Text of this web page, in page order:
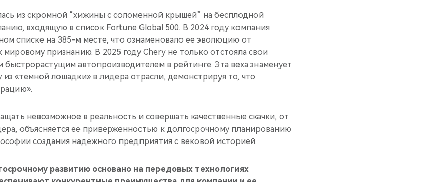
из скромной “хижины с соломенной крышей” на бесплодной
входящую в список Fortune Global 500. В 2024 году компания
списке на 385-м месте, что ознаменовало ее эволюцию от
мировому признанию. В 2025 году Chery не только отстояла свои
быстрорастущим автопроизводителем в рейтинге. Эта веха знаменует
«темной лошадки» в лидера отрасли, демонстрируя то, что
невозможное в реальность и совершать качественные скачки, от
объясняется ее приверженностью к долгосрочному планированию
создания надежного предприятия с вековой историей.
развитию основано на передовых технологиях